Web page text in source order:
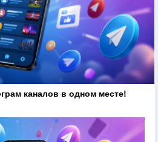
каналов в одном месте!